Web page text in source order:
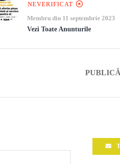
NEVERIFICAT
Membru din 11 septembrie 2023
Vezi Toate Anunturile